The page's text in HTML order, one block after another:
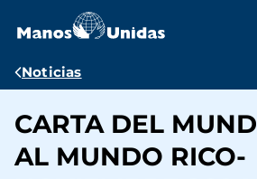
contenido
Ruta
navegación
Noticias
CARTA DEL
AL MUNDO RICO-